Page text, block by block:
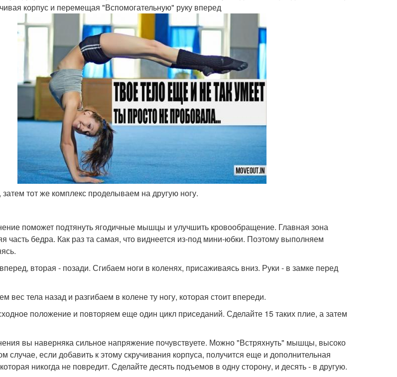
корпус и перемещая "Вспомогательную" руку вперед
тот же комплекс проделываем на другую ногу.
поможет подтянуть ягодичные мышцы и улучшить кровообращение. Главная зона
часть бедра. Как раз та самая, что виднеется из-под мини-юбки. Поэтому выполняем
вторая - позади. Сгибаем ноги в коленях, присаживаясь вниз. Руки - в замке перед
вес тела назад и разгибаем в колене ту ногу, которая стоит впереди.
положение и повторяем еще один цикл приседаний. Сделайте 15 таких плие, а затем
вы наверняка сильное напряжение почувствуете. Можно "Встряхнуть" мышцы, высоко
случае, если добавить к этому скручивания корпуса, получится еще и дополнительная
никогда не повредит. Сделайте десять подъемов в одну сторону, и десять - в другую.